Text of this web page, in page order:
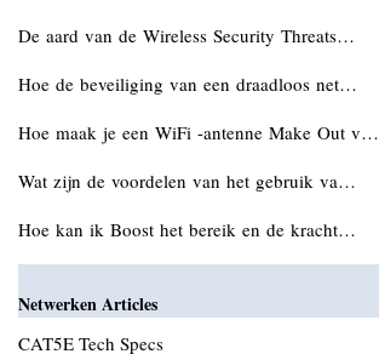
De aard van de Wireless Security Threats…
Hoe de beveiliging van een draadloos net…
Hoe maak je een WiFi -antenne Make Out v…
Wat zijn de voordelen van het gebruik va…
Hoe kan ik Boost het bereik en de kracht…
Netwerken Articles
CAT5E Tech Specs